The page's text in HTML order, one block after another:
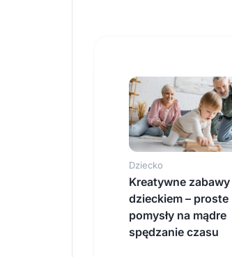
Dziecko
Kreatywne
dzieckiem – proste
pomysły na mądre
spędzanie czasu